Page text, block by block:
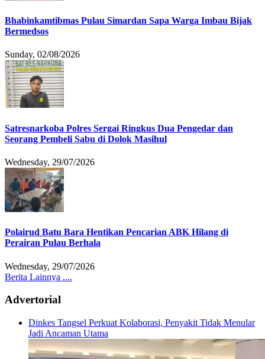
Bhabinkamtibmas Pulau Simardan Sapa Warga Imbau Bijak
Bermedsos
Sunday, 02/08/2026
Satresnarkoba Polres Sergai Ringkus Dua Pengedar dan
Seorang Pembeli Sabu di Dolok Masihul
Wednesday, 29/07/2026
Polairud Batu Bara Hentikan Pencarian ABK Hilang di
Perairan Pulau Berhala
Wednesday, 29/07/2026
Berita Lainnya ....
Advertorial
Dinkes Tangsel Perkuat Kolaborasi, Penyakit Tidak Menular
Jadi Ancaman Utama